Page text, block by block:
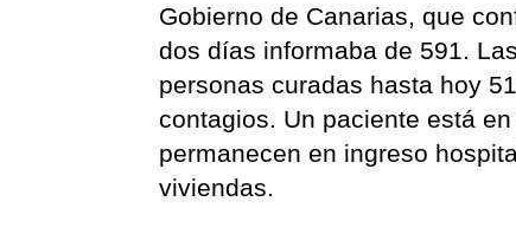
Gobierno de Canarias, que
dos días informaba de 591.
personas curadas hasta hoy
contagios. Un paciente está
permanecen en ingreso
viviendas.